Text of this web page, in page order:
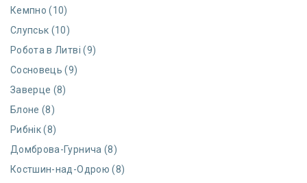
Кемпно (10)
Слупськ (10)
Робота в Литві (9)
Сосновець (9)
Заверце (8)
Блоне (8)
Рибнік (8)
Домброва-Гурнича (8)
Костшин-над-Одрою (8)